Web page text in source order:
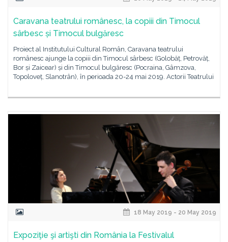
Caravana teatrului românesc, la copiii din Timocul
sârbesc și Timocul bulgăresc
Proiect al Institutului Cultural Român, Caravana teatrului
românesc ajunge la copiii din Timocul sârbesc (Golobăț, Petrovăț,
Bor și Zaicear) și din Timocul bulgăresc (Pocraina, Gâmzova,
Topoloveț, Slanotrân), în perioada 20-24 mai 2019. Actorii Teatrului
18 May 2019 - 20 May 2019
Expoziţie şi artişti din România la Festivalul